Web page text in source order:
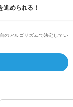
進められる！
のアルゴリズムで決定してい